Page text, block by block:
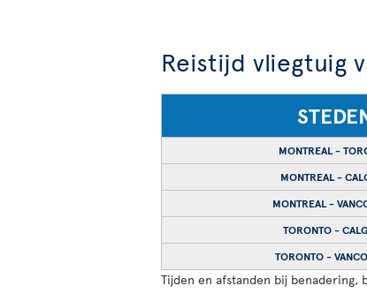
Reistijd vliegtuig
MONTREAL -
MONTREAL -
MONTREAL -
TORONTO -
TORONTO -
Tijden en afstanden bij benadering,